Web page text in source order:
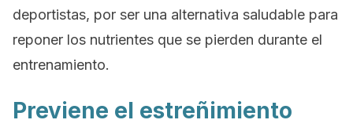
deportistas, por ser una alternativa saludable para
reponer los nutrientes que se pierden durante el
entrenamiento.
Previene el estreñimiento